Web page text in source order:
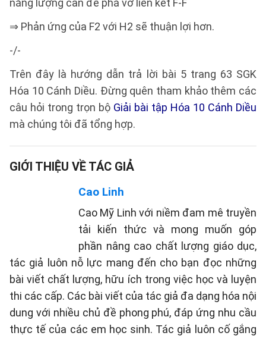
năng lượng cần để phá vỡ liên kết F-F
⇒ Phản ứng của F2 với H2 sẽ thuận lợi hơn.
-/-
Trên đây là hướng dẫn trả lời bài 5 trang 63 SGK
Hóa 10 Cánh Diều. Đừng quên tham khảo thêm các
câu hỏi trong trọn bộ Giải bài tập Hóa 10 Cánh Diều
mà chúng tôi đã tổng hợp.
GIỚI THIỆU VỀ TÁC GIẢ
Cao Linh
Cao Mỹ Linh với niềm đam mê truyền
tải kiến thức và mong muốn góp
phần nâng cao chất lượng giáo dục,
tác giả luôn nỗ lực mang đến cho bạn đọc những
bài viết chất lượng, hữu ích trong việc học và luyện
thi các cấp. Các bài viết của tác giả đa dạng hóa nội
dung với nhiều chủ đề phong phú, đáp ứng nhu cầu
thực tế của các em học sinh. Tác giả luôn cố gắng